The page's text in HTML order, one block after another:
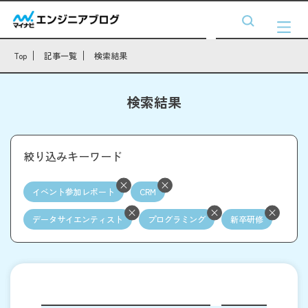
Top 記事一覧 検索結果
検索結果
絞り込みキーワード
イベント参加レポート CRM
データサイエンティスト プログラミング 新卒研修